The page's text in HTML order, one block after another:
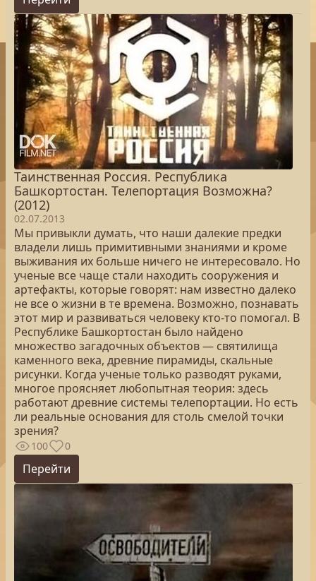
Таинственная Россия. Республика
Башкортостан. Телепортация Возможна?
(2012)
02.07.2013
Мы привыкли думать, что наши далекие предки
владели лишь примитивными знаниями и кроме
выживания их больше ничего не интересовало. Но
ученые все чаще стали находить сооружения и
артефакты, которые говорят: нам известно далеко
не все о жизни в те времена. Возможно, познавать
этот мир и развиваться человеку кто-то помогал. В
Республике Башкортостан было найдено
множество загадочных объектов — святилища
каменного века, древние пирамиды, скальные
рисунки. Когда ученые только разводят руками,
многое проясняет любопытная теория: здесь
работают древние системы телепортации. Но есть
ли реальные основания для столь смелой точки
зрения?
100 0
Перейти